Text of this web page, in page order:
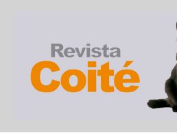
conteúdo